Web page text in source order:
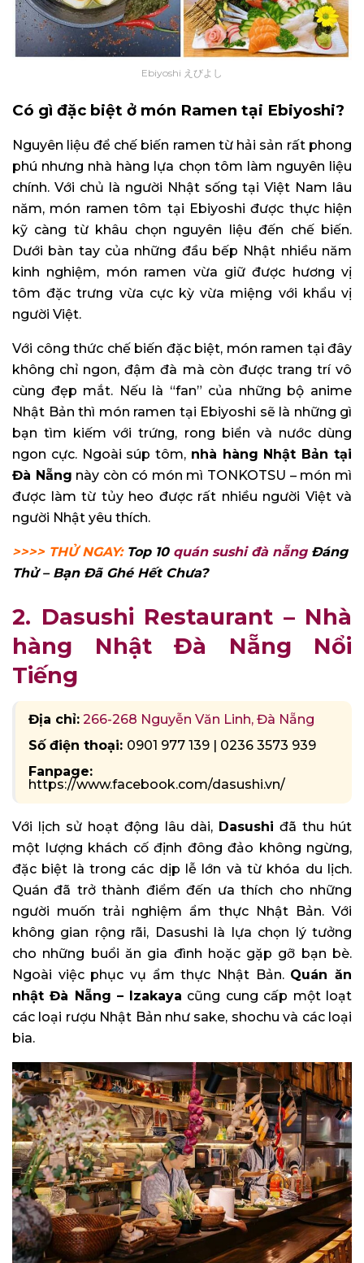
Ebiyoshi えびよし
Có gì đặc biệt ở món Ramen tại Ebiyoshi?
Nguyên liệu để chế biến ramen từ hải sản rất phong
phú nhưng nhà hàng lựa chọn tôm làm nguyên liệu
chính. Với chủ là người Nhật sống tại Việt Nam lâu
năm, món ramen tôm tại Ebiyoshi được thực hiện
kỹ càng từ khâu chọn nguyên liệu đến chế biến.
Dưới bàn tay của những đầu bếp Nhật nhiều năm
kinh nghiệm, món ramen vừa giữ được hương vị
tôm đặc trưng vừa cực kỳ vừa miệng với khẩu vị
người Việt.
Với công thức chế biến đặc biệt, món ramen tại đây
không chỉ ngon, đậm đà mà còn được trang trí vô
cùng đẹp mắt. Nếu là “fan” của những bộ anime
Nhật Bản thì món ramen tại Ebiyoshi sẽ là những gì
bạn tìm kiếm với trứng, rong biển và nước dùng
ngon cực. Ngoài súp tôm, nhà hàng Nhật Bản tại
Đà Nẵng này còn có món mì TONKOTSU – món mì
được làm từ tủy heo được rất nhiều người Việt và
người Nhật yêu thích.
>>>> THỬ NGAY: Top 10 quán sushi đà nẵng Đáng
Thử – Bạn Đã Ghé Hết Chưa?
2. Dasushi Restaurant – Nhà
hàng Nhật Đà Nẵng Nổi
Tiếng
Địa chỉ: 266-268 Nguyễn Văn Linh, Đà Nẵng
Số điện thoại: 0901 977 139 | 0236 3573 939
Fanpage:
https://www.facebook.com/dasushi.vn/
Với lịch sử hoạt động lâu dài, Dasushi đã thu hút
một lượng khách cố định đông đảo không ngừng,
đặc biệt là trong các dịp lễ lớn và từ khóa du lịch.
Quán đã trở thành điểm đến ưa thích cho những
người muốn trải nghiệm ẩm thực Nhật Bản. Với
không gian rộng rãi, Dasushi là lựa chọn lý tưởng
cho những buổi ăn gia đình hoặc gặp gỡ bạn bè.
Ngoài việc phục vụ ẩm thực Nhật Bản. Quán ăn
nhật Đà Nẵng –
Izakaya cũng cung cấp một loạt
các loại rượu Nhật Bản như sake, shochu và các loại
bia.